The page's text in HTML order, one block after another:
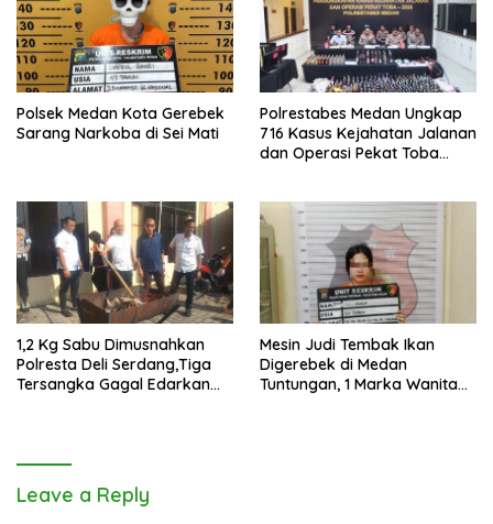
Polsek Medan Kota Gerebek
Sarang Narkoba di Sei Mati
Polrestabes Medan Ungkap
716 Kasus Kejahatan Jalanan
dan Operasi Pekat Toba
1,2 Kg Sabu Dimusnahkan
Polresta Deli Serdang,Tiga
Tersangka Gagal Edarkan
Mesin Judi Tembak Ikan
Digerebek di Medan
Tuntungan, 1 Marka Wanita
Leave a Reply